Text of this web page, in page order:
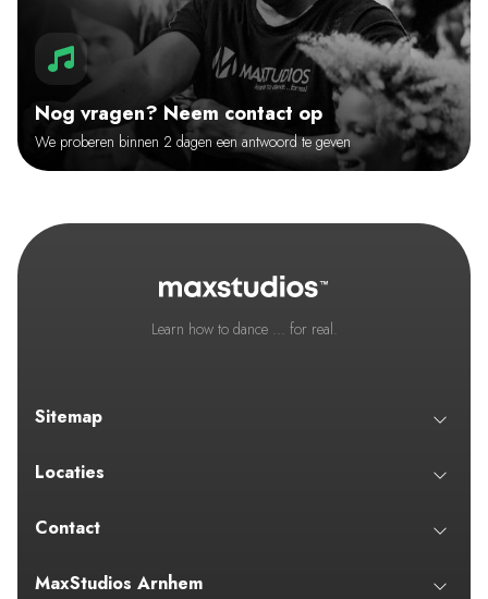
Nog vragen? Neem contact op
We proberen binnen 2 dagen een antwoord te geven
Learn how to dance ... for real.
Sitemap
Locaties
Contact
MaxStudios Arnhem